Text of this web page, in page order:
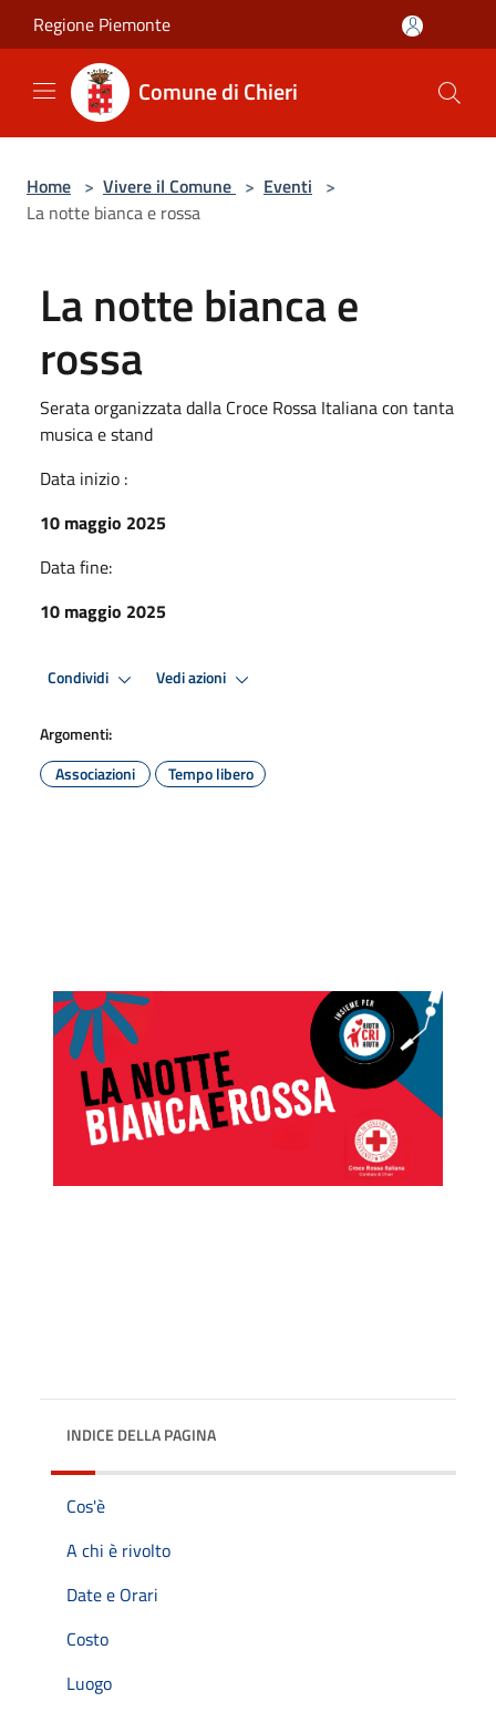
Salta al contenuto principale
Regione Piemonte
Comune di Chieri
Home > Vivere il Comune > Eventi >
La notte bianca e rossa
La notte bianca e
rossa
Serata organizzata dalla Croce Rossa Italiana con tanta
musica e stand
Data inizio :
10 maggio 2025
Data fine:
10 maggio 2025
Condividi Vedi azioni
Argomenti:
Associazioni
Tempo libero
INDICE DELLA PAGINA
Cos'è
A chi è rivolto
Date e Orari
Costo
Luogo